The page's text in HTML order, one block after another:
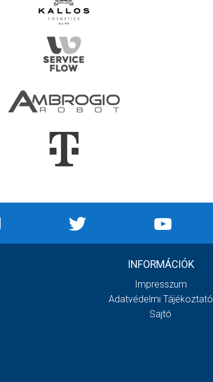
INFORMÁCIÓK
Impresszum
Adatvédelmi Tájékoztató
Sajtó